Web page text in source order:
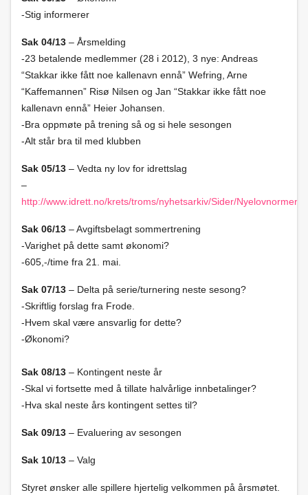
-Stig informerer
Sak 04/13 – Årsmelding
-23 betalende medlemmer (28 i 2012), 3 nye: Andreas
“Stakkar ikke fått noe kallenavn ennå” Wefring, Arne
“Kaffemannen” Risø Nilsen og Jan “Stakkar ikke fått noe
kallenavn ennå” Heier Johansen.
-Bra oppmøte på trening så og si hele sesongen
-Alt står bra til med klubben
Sak 05/13 – Vedta ny lov for idrettslag
–
http://www.idrett.no/krets/troms/nyhetsarkiv/Sider/
Sak 06/13 – Avgiftsbelagt sommertrening
-Varighet på dette samt økonomi?
-605,-/time fra 21. mai.
Sak 07/13 – Delta på serie/turnering neste sesong?
-Skriftlig forslag fra Frode.
-Hvem skal være ansvarlig for dette?
-Økonomi?
Sak 08/13 – Kontingent neste år
-Skal vi fortsette med å tillate halvårlige innbetalinger?
-Hva skal neste års kontingent settes til?
Sak 09/13 – Evaluering av sesongen
Sak 10/13 – Valg
Styret ønsker alle spillere hjertelig velkommen på årsmøtet.